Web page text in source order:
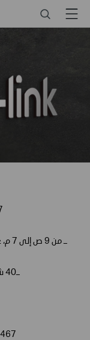
SearchMenu
ـ
ـ40 شارع الطيران، مدينة نصر، القاهرة، مصر
(باللغة